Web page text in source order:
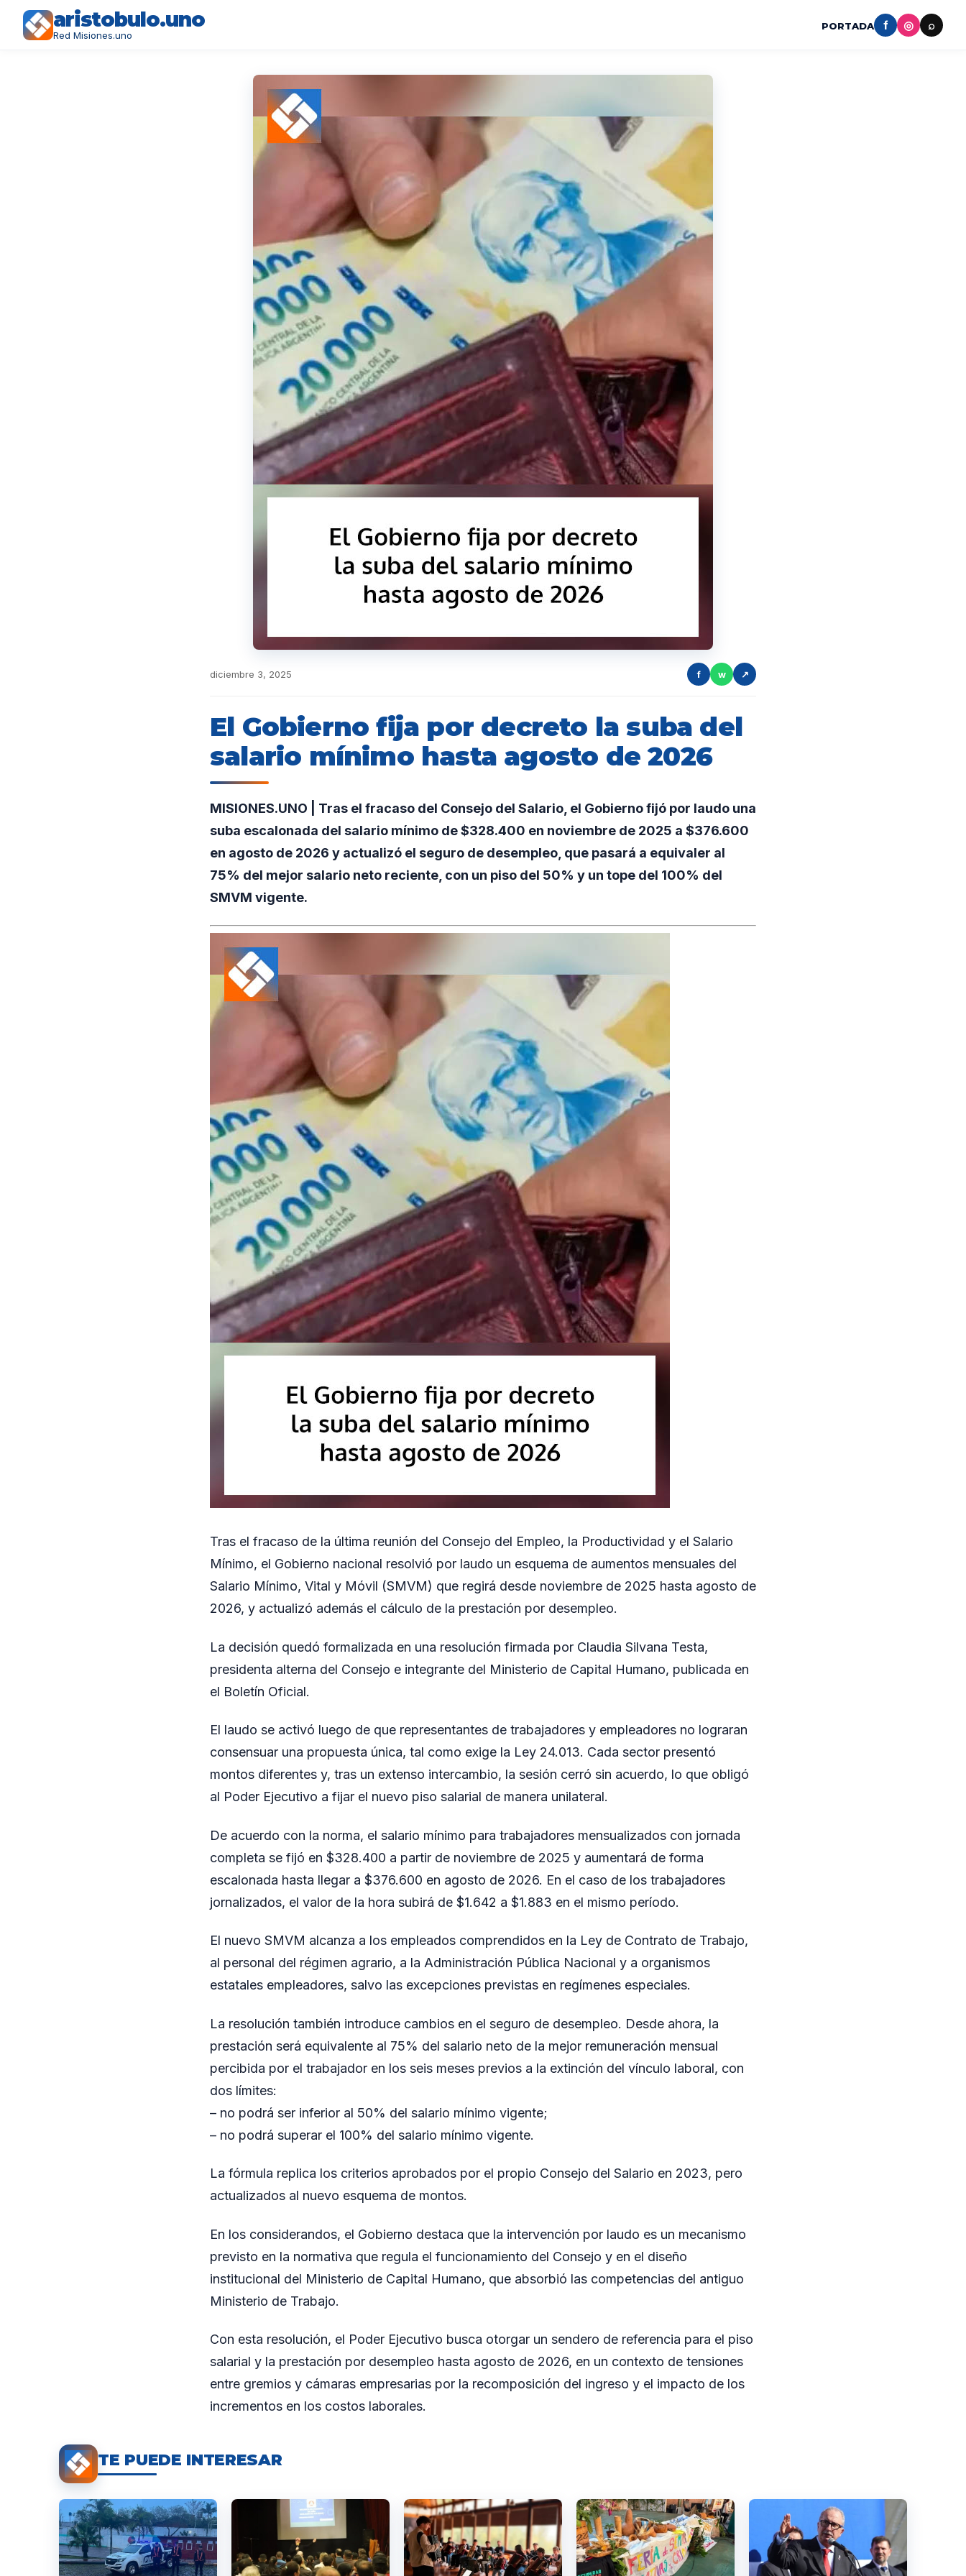
aristobulo.uno
Red Misiones.uno
PORTADA f ◎ ⌕
diciembre 3, 2025 f w ↗
El Gobierno fija por decreto la suba del
salario mínimo hasta agosto de 2026
MISIONES.UNO | Tras el fracaso del Consejo del Salario, el Gobierno fijó por laudo una
suba escalonada del salario mínimo de $328.400 en noviembre de 2025 a $376.600
en agosto de 2026 y actualizó el seguro de desempleo, que pasará a equivaler al
75% del mejor salario neto reciente, con un piso del 50% y un tope del 100% del
SMVM vigente.
Tras el fracaso de la última reunión del Consejo del Empleo, la Productividad y el Salario
Mínimo, el Gobierno nacional resolvió por laudo un esquema de aumentos mensuales del
Salario Mínimo, Vital y Móvil (SMVM) que regirá desde noviembre de 2025 hasta agosto de
2026, y actualizó además el cálculo de la prestación por desempleo.
La decisión quedó formalizada en una resolución firmada por Claudia Silvana Testa,
presidenta alterna del Consejo e integrante del Ministerio de Capital Humano, publicada en
el Boletín Oficial.
El laudo se activó luego de que representantes de trabajadores y empleadores no lograran
consensuar una propuesta única, tal como exige la Ley 24.013. Cada sector presentó
montos diferentes y, tras un extenso intercambio, la sesión cerró sin acuerdo, lo que obligó
al Poder Ejecutivo a fijar el nuevo piso salarial de manera unilateral.
De acuerdo con la norma, el salario mínimo para trabajadores mensualizados con jornada
completa se fijó en $328.400 a partir de noviembre de 2025 y aumentará de forma
escalonada hasta llegar a $376.600 en agosto de 2026. En el caso de los trabajadores
jornalizados, el valor de la hora subirá de $1.642 a $1.883 en el mismo período.
El nuevo SMVM alcanza a los empleados comprendidos en la Ley de Contrato de Trabajo,
al personal del régimen agrario, a la Administración Pública Nacional y a organismos
estatales empleadores, salvo las excepciones previstas en regímenes especiales.
La resolución también introduce cambios en el seguro de desempleo. Desde ahora, la
prestación será equivalente al 75% del salario neto de la mejor remuneración mensual
percibida por el trabajador en los seis meses previos a la extinción del vínculo laboral, con
dos límites:
– no podrá ser inferior al 50% del salario mínimo vigente;
– no podrá superar el 100% del salario mínimo vigente.
La fórmula replica los criterios aprobados por el propio Consejo del Salario en 2023, pero
actualizados al nuevo esquema de montos.
En los considerandos, el Gobierno destaca que la intervención por laudo es un mecanismo
previsto en la normativa que regula el funcionamiento del Consejo y en el diseño
institucional del Ministerio de Capital Humano, que absorbió las competencias del antiguo
Ministerio de Trabajo.
Con esta resolución, el Poder Ejecutivo busca otorgar un sendero de referencia para el piso
salarial y la prestación por desempleo hasta agosto de 2026, en un contexto de tensiones
entre gremios y cámaras empresarias por la recomposición del ingreso y el impacto de los
incrementos en los costos laborales.
TE PUEDE INTERESAR